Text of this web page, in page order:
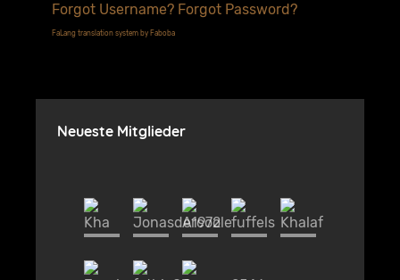
Forgot Username? Forgot Password?
FaLang translation system by Faboba
Neueste Mitglieder